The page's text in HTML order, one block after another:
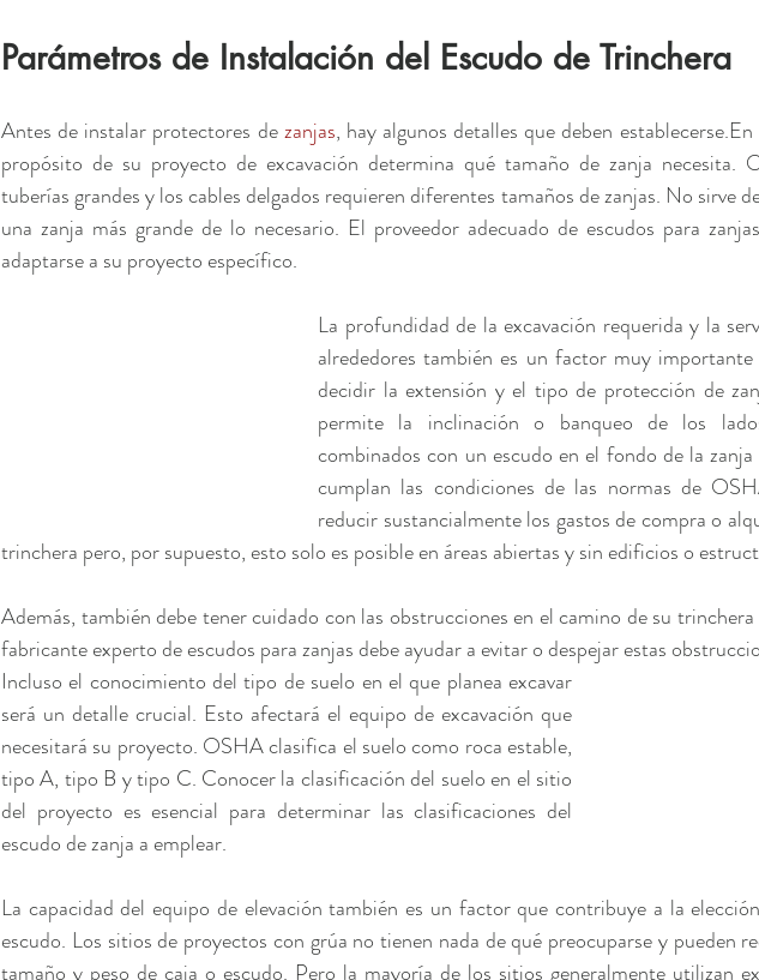
Parámetros de Instalación del Escudo de Trinchera
Antes de instalar protectores de zanjas, hay algunos detalles que deben
propósito de su proyecto de excavación determina qué tamaño de zanja necesita.
tuberías grandes y los cables delgados requieren diferentes tamaños de zanjas. No sirve
una zanja más grande de lo necesario. El proveedor adecuado de escudos para
adaptarse a su proyecto específico.
La profundidad de la excavación requerida y la
alrededores también es un factor muy
decidir la extensión y el tipo de protección de
permite la inclinación o banqueo de los
combinados con un escudo en el fondo de la
cumplan las condiciones de las normas de
reducir sustancialmente los gastos de compra o
trinchera pero, por supuesto, esto solo es posible en áreas abiertas y sin edificios o
Además, también debe tener cuidado con las obstrucciones en el camino de su
fabricante experto de escudos para zanjas debe ayudar a evitar o despejar estas
Incluso el conocimiento del tipo de suelo en el que planea excavar
será un detalle crucial. Esto afectará el equipo de excavación que
necesitará su proyecto. OSHA clasifica el suelo como roca estable,
tipo A, tipo B y tipo C. Conocer la clasificación del suelo en el sitio
del proyecto es esencial para determinar las clasificaciones del
escudo de zanja a emplear.
La capacidad del equipo de elevación también es un factor que contribuye a la
escudo. Los sitios de proyectos con grúa no tienen nada de qué preocuparse y pueden
tamaño y peso de caja o escudo. Pero la mayoría de los sitios generalmente utilizan